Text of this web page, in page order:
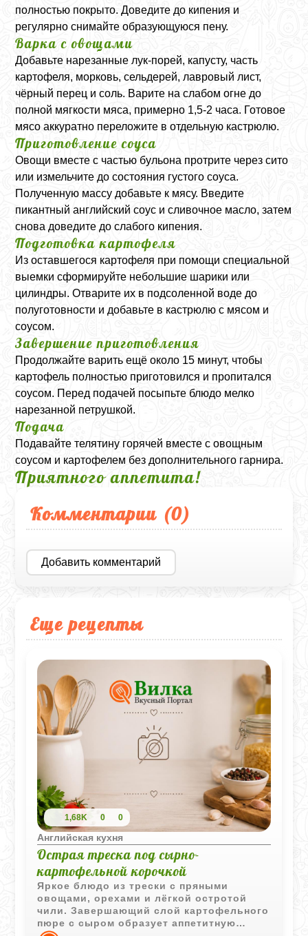
полностью покрыто. Доведите до кипения и
регулярно снимайте образующуюся пену.
Варка с овощами
Добавьте нарезанные лук-порей, капусту, часть
картофеля, морковь, сельдерей, лавровый лист,
чёрный перец и соль. Варите на слабом огне до
полной мягкости мяса, примерно 1,5-2 часа. Готовое
мясо аккуратно переложите в отдельную кастрюлю.
Приготовление соуса
Овощи вместе с частью бульона протрите через сито
или измельчите до состояния густого соуса.
Полученную массу добавьте к мясу. Введите
пикантный английский соус и сливочное масло, затем
снова доведите до слабого кипения.
Подготовка картофеля
Из оставшегося картофеля при помощи специальной
выемки сформируйте небольшие шарики или
цилиндры. Отварите их в подсоленной воде до
полуготовности и добавьте в кастрюлю с мясом и
соусом.
Завершение приготовления
Продолжайте варить ещё около 15 минут, чтобы
картофель полностью приготовился и пропитался
соусом. Перед подачей посыпьте блюдо мелко
нарезанной петрушкой.
Подача
Подавайте телятину горячей вместе с овощным
соусом и картофелем без дополнительного гарнира.
Приятного аппетита!
Комментарии (0)
Добавить комментарий
Еще рецепты
1,68K 0 0
Английская кухня
Острая треска под сырно-
картофельной корочкой
Яркое блюдо из трески с пряными
овощами, орехами и лёгкой остротой
чили. Завершающий слой картофельного
пюре с сыром образует аппетитную